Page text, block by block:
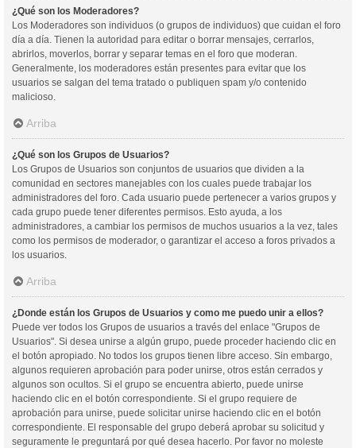
¿Qué son los Moderadores?
Los Moderadores son individuos (o grupos de individuos) que cuidan el foro
día a día. Tienen la autoridad para editar o borrar mensajes, cerrarlos,
abrirlos, moverlos, borrar y separar temas en el foro que moderan.
Generalmente, los moderadores están presentes para evitar que los
usuarios se salgan del tema tratado o publiquen spam y/o contenido
malicioso.
Arriba
¿Qué son los Grupos de Usuarios?
Los Grupos de Usuarios son conjuntos de usuarios que dividen a la
comunidad en sectores manejables con los cuales puede trabajar los
administradores del foro. Cada usuario puede pertenecer a varios grupos y
cada grupo puede tener diferentes permisos. Esto ayuda, a los
administradores, a cambiar los permisos de muchos usuarios a la vez, tales
como los permisos de moderador, o garantizar el acceso a foros privados a
los usuarios.
Arriba
¿Donde están los Grupos de Usuarios y como me puedo unir a ellos?
Puede ver todos los Grupos de usuarios a través del enlace "Grupos de
Usuarios". Si desea unirse a algún grupo, puede proceder haciendo clic en
el botón apropiado. No todos los grupos tienen libre acceso. Sin embargo,
algunos requieren aprobación para poder unirse, otros están cerrados y
algunos son ocultos. Si el grupo se encuentra abierto, puede unirse
haciendo clic en el botón correspondiente. Si el grupo requiere de
aprobación para unirse, puede solicitar unirse haciendo clic en el botón
correspondiente. El responsable del grupo deberá aprobar su solicitud y
seguramente le preguntará por qué desea hacerlo. Por favor no moleste